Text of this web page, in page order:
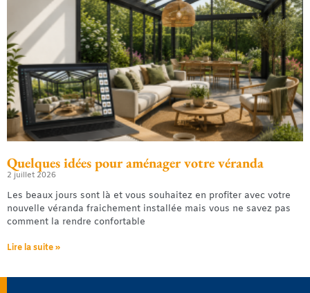
Quelques idées pour aménager votre véranda
2 juillet 2026
Les beaux jours sont là et vous souhaitez en profiter avec votre
nouvelle véranda fraichement installée mais vous ne savez pas
comment la rendre confortable
Lire la suite »